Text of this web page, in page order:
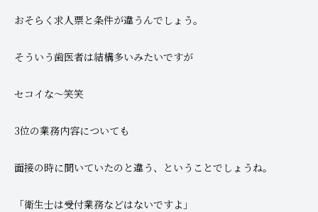
おそらく求人票と条件が違うんでしょう。
そういう歯医者は結構多いみたいですが
セコイな～笑笑
3位の業務内容についても
面接の時に聞いていたのと違う、ということでしょうね。
「衛生士は受付業務などはないですよ」